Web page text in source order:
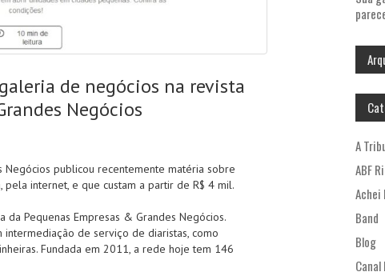
de negócios na revista
Negócios
Negócios publicou recentemente matéria sobre
internet, e que custam a partir de R$ 4 mil.
da Pequenas Empresas & Grandes Negócios.
de serviço de diaristas, como
Fundada em 2011, a rede hoje tem 146
A
ABF
Achei
Band
Blog